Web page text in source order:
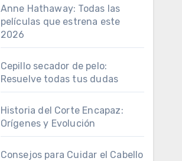
Anne Hathaway: Todas las
películas que estrena este
2026
Cepillo secador de pelo:
Resuelve todas tus dudas
Historia del Corte Encapaz:
Orígenes y Evolución
Consejos para Cuidar el Cabello